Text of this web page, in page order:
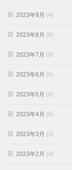
2023年9月 (4)
2023年8月 (6)
2023年7月 (8)
2023年6月 (6)
2023年5月 (6)
2023年4月 (6)
2023年3月 (3)
2023年2月 (4)